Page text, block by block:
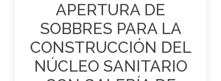
APERTURA DE
SOBBRES PARA LA
CONSTRUCCIÓN DEL
NÚCLEO SANITARIO